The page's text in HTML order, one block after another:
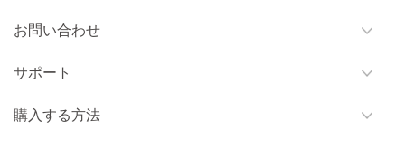
お問い合わせ
サポート
購入する方法